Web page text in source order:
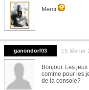
Merci
ganondorf03 15 février
Bonjour. Les
comme pour les
de la console?